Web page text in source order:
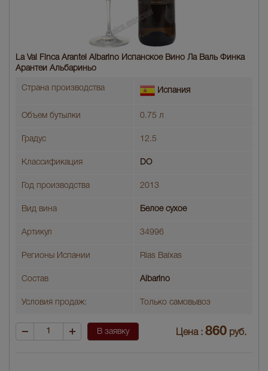
La Val Finca Arantei Albarino Испанское Вино Ла Валь Финка
Арантеи Альбариньо
Страна производства Испания
Объем бутылки 0.75 л
Градус 12.5
Классификация DO
Год производства 2013
Вид вина Белое сухое
Артикул 34996
Регионы Испании Rias Baixas
Состав Albarino
Условия продаж: Только самовывоз
В заявку Цена : 860 руб.